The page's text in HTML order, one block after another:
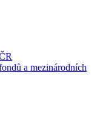
a mezinárodních